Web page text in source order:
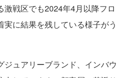
戦区でも2024年4月以降フロ
に結果を残している様子がう
ジュアリーブランド、インバウ